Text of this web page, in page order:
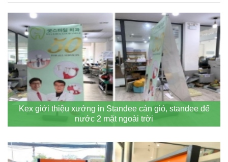
Kex giới thiệu xưởng in Standee cản gió, standee đế
nước 2 mặt ngoài trời